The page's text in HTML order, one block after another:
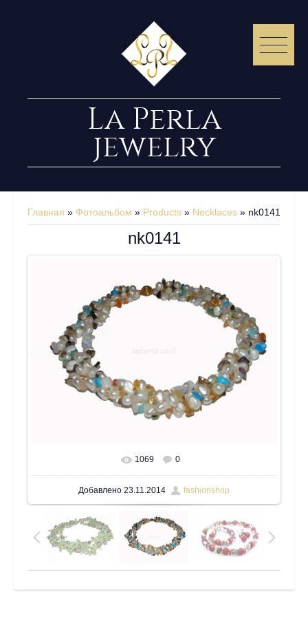
La Perla
jewelry
Главная » Фотоальбом » Products » Necklaces » nk0141
nk0141
В реальном размере 1600x1200
1069 0
Добавлено 23.11.2014 fashionshop